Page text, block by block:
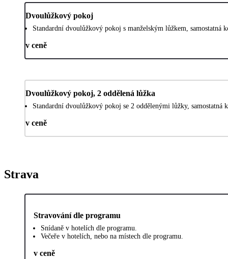
Dvoulůžkový pokoj
Standardní dvoulůžkový pokoj s manželským lůžkem, samostatná
v ceně
Dvoulůžkový pokoj, 2 oddělená lůžka
Standardní dvoulůžkový pokoj se 2 oddělenými lůžky, samostatná
v ceně
Strava
Stravování dle programu
Snídaně v hotelích dle programu.
Večeře v hotelích, nebo na místech dle programu.
v ceně